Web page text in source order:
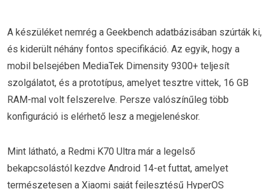
A készüléket nemrég a Geekbench adatbázisában szúrták ki,
és kiderült néhány fontos specifikáció. Az egyik, hogy a
mobil belsejében MediaTek Dimensity 9300+ teljesít
szolgálatot, és a prototípus, amelyet tesztre vittek, 16 GB
RAM-mal volt felszerelve. Persze valószínűleg több
konfiguráció is elérhető lesz a megjelenéskor.
Mint látható, a Redmi K70 Ultra már a legelső
bekapcsolástól kezdve Android 14-et futtat, amelyet
természetesen a Xiaomi saját fejlesztésű HyperOS